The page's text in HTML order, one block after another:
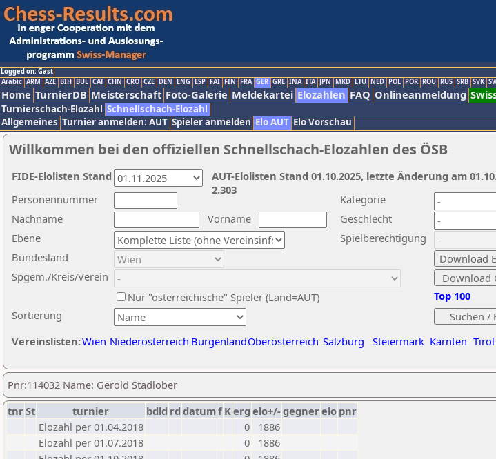
Logged on: Gast
Arabic ARM AZE BIH BUL CAT CHN CRO CZE DEN ENG ESP FAI FIN FRA GER GRE INA ITA JPN MKD LTU NED POL POR ROU RUS SRB SVK
Home TurnierDB Meisterschaft Foto-Galerie Meldekartei Elozahlen FAQ Onlineanmeldung
Turnierschach-Elozahl Schnellschach-Elozahl
Allgemeines Turnier anmelden: AUT Spieler anmelden Elo AUT Elo Vorschau
Willkommen bei den offiziellen Schnellschach-Elozahlen des ÖSB
Nachname
Vorname
Ebene
Kategorie
Sortierung
Personennummer
Bundesland
Spgem./Kreis/Verein
Geschlecht
Nur "österreichische" Spieler (Land=AUT)
Spielberechtigung
Vereinslisten:Wien Niederösterreich BurgenlandOberösterreich Salzburg Steiermark Kärnten Tirol
Top 100
AUT-Elolisten Stand 01.10.2025, letzte Änderung am
2.303
FIDE-Elolisten Stand
Pnr:114032 Name: Gerold Stadlober
tnrSt turnier bdld rd datumf Kerg elo+/-gegnerelo pnr
Elozahl per 01.04.2018
0
1886
Elozahl per 01.07.2018
0
1886